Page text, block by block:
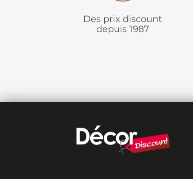
Des prix discount
depuis 1987